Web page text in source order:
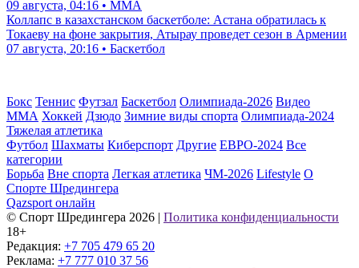
09 августа, 04:16 • ММА
Коллапс в казахстанском баскетболе: Астана обратилась к
Токаеву на фоне закрытия, Атырау проведет сезон в Армении
07 августа, 20:16 • Баскетбол
Бокс Теннис Футзал Баскетбол Олимпиада-2026 Видео
ММА Хоккей Дзюдо Зимние виды спорта Олимпиада-2024
Тяжелая атлетика
Футбол Шахматы Киберспорт Другие ЕВРО-2024 Все
категории
Борьба Вне спорта Легкая атлетика ЧМ-2026 Lifestyle О
Спорте Шредингера
Qazsport онлайн
© Cпорт Шредингера 2026 | Политика конфиденциальности
18+
Редакция: +7 705 479 65 20
Реклама: +7 777 010 37 56